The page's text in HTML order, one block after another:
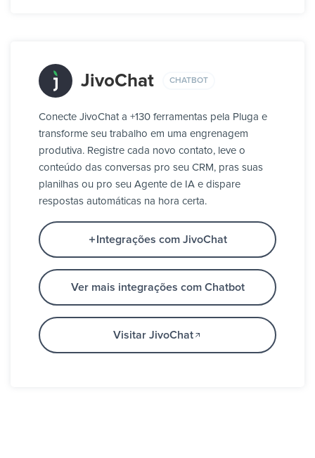
JivoChat CHATBOT
Conecte JivoChat a +130 ferramentas pela Pluga e
transforme seu trabalho em uma engrenagem
produtiva. Registre cada novo contato, leve o
conteúdo das conversas pro seu CRM, pras suas
planilhas ou pro seu Agente de IA e dispare
respostas automáticas na hora certa.
Integrações com JivoChat
Ver mais integrações com Chatbot
Visitar JivoChat